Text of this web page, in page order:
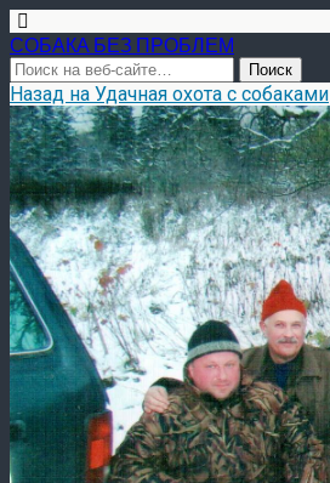
СОБАКА БЕЗ ПРОБЛЕМ
Назад на Удачная охота с собаками